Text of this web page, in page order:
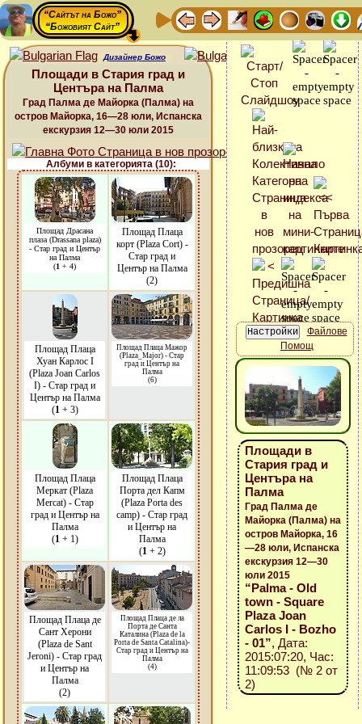
“Сайтът на Божо”
“Божовият Сайт”
Дизайнер Божо
Площади в Стария град и
Центъра на Палма
Град Палма де Майорка (Палма) на
остров Майорка, 16—28 юли, Испанска
екскурзия 12—30 юли 2015
Албуми в категорията (10):
Площад Драсана
плаза (Drassana plaza)
- Стар град и Център
на Палма
(1 + 4)
Площад Плаца
корт (Plaza Cort) -
Стар град и
Център на Палма
(2)
Площад Плаца
Хуан Карлос І
(Plaza Joan Carlos
I) - Стар град и
Център на Палма
(1+ 3)
Площад Плаца Мажор
(Plaza_Major) - Стар
град и Център на
Палма
(6)
Площад Плаца
Меркат (Plaza
Mercat) - Стар
град и Център на
Палма
(1+ 1)
Площад Плаца
Порта дел Капм
(Plaza Porta des
camp) - Стар град
и Център на
Палма
(1+ 2)
Площад Плаца де
Сант Херони
(Plaza de Sant
Jeroni) - Стар град
и Център на
Палма
(2)
Площад Плаца де ла
Порта де Санта
Каталина (Plaza de la
Porta de Santa Catalina)-
Стар град и Център на
Палма
(4)
Файлове
Помощ
Площади в
Стария град и
Центъра на
Палма
Град Палма де
Майорка (Палма) на
остров Майорка, 16
—28 юли, Испанска
екскурзия 12—30
юли 2015
“Palma - Old
town - Square
Plaza Joan
Carlos I - Bozho
- 01”, Дата:
2015:07:20, Час:
11:09:53 (№ 2 от
2)